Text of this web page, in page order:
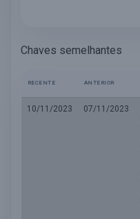
Chaves semelhantes
RECENTE ANTERIOR
10/11/2023
07/11/2023